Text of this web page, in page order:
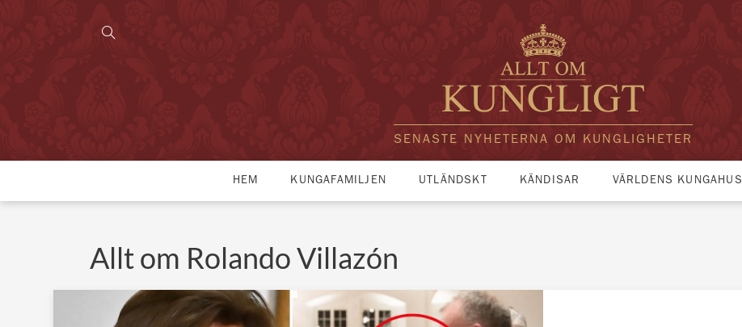
SENASTE NYHETERNA OM KUNGLIGHETER
HEM KUNGAFAMILJEN UTLÄNDSKT KÄNDISAR VÄRLDENS KUNGAHUS
Allt om Rolando Villazón